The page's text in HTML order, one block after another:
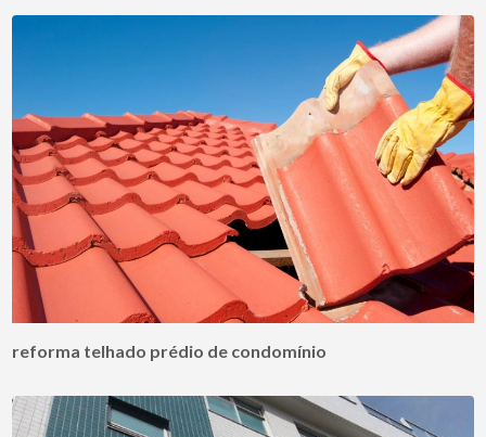
reforma telhado prédio de condomínio